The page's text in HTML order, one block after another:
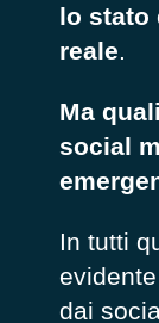
lo stato
reale
Ma
social
In tutti
dai